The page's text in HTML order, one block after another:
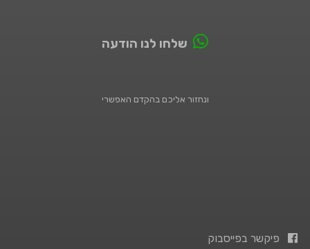
שלחו לנו הודעה
ונחזור אליכם בהקדם האפשרי
פיקשר בפייסבוק